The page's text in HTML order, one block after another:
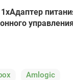
Amlogic